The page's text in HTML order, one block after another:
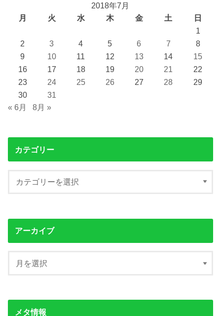
2018年7月
月
火 水 木 金 土
日
1
2
3 4 5 6 7
8
9
10 11 12 13 14
15
16
17 18 19 20 21
22
23
24 25 26 27 28
29
30
31
« 6月
8月 »
カテゴリー
アーカイブ
メタ情報